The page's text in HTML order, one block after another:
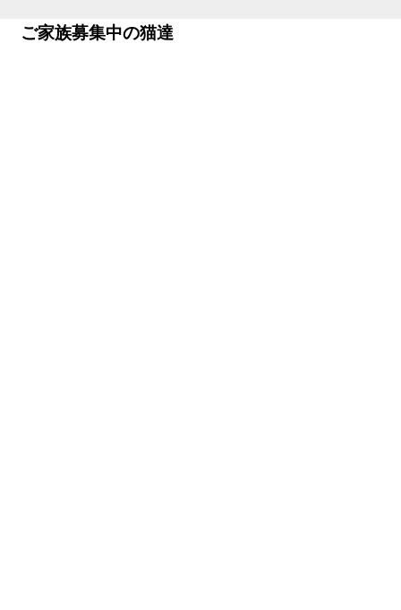
ご家族募集中の猫達